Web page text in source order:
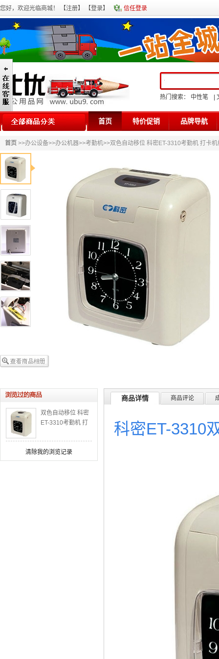
您好，欢迎光临商城！ 【注册】 【登录】 信任登录
热门搜索： 中性笔
首页 特价促销 品牌导航
首页 >>办公设备>>办公机器>>考勤机>>双色自动移位 科密ET-3310考勤机 打卡
双色自动移位 科密
ET-3310考勤机 打
公设备
清除我的浏览记录
商品详情 商品评论
科密ET-3310